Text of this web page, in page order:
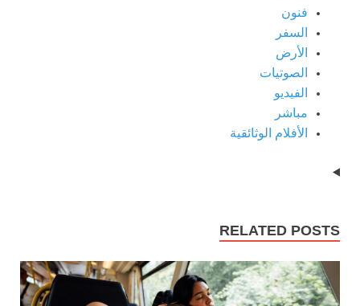
فنون
السفر
الأرض
الصوتيات
الفيديو
مباشر
الأفلام الوثائقية
RELATED POSTS